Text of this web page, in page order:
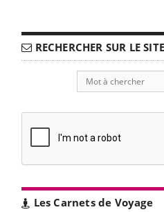
RECHERCHER SUR LE
Les Carnets de Voyage